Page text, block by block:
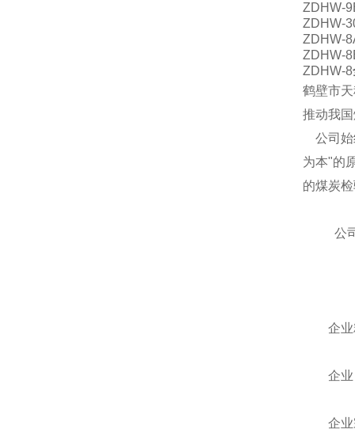
ZDHW-
ZDHW-
ZDHW-
ZDHW-
ZDHW-8
鹤壁市
推动我
公司始
为本"的
的煤炭
公司以
企业精
企业目
企业宗